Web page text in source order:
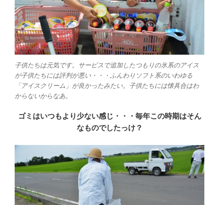
子供たちは元気です。サービスで追加したつもりの氷系のアイス
が子供たちには評判が悪い・・・ふんわりソフト系のいわゆる
「アイスクリーム」が良かったみたい。子供たちには懐具合はわ
からないからなあ。
ゴミはいつもより少ない感じ・・・毎年この時期はそん
なものでしたっけ？